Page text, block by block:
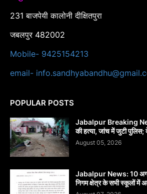
231 बाजपेयी कालोनी दीक्षितपुरा
जबलपुर 482002
Mobile- 9425154213
email-
POPULAR POSTS
Jabalpur Breaking
की हत्या, जांच में जुटी पुलिस;
August 05, 2026
Jabalpur News: 10
निगम क्षेत्र के सभी स्कूलों में